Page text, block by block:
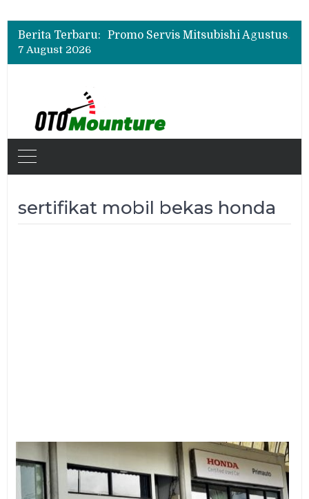
Berita Terbaru:
Bukan Cuma Layar 14,6 Inci, Ini Fitur Pintar Changan Nevo Q05 yang Dibanderol Rp309 Juta
Promo Servis Mitsubishi Agustus 2026, Ada Diskon ESP dan Bodi & Cat Kilau Merdeka
Bukan Cuma Layar 14,6 Inci, Ini Fitur Pintar Changan Nevo Q05 yang Dibanderol Rp309 Juta
7 August 2026
sertifikat mobil bekas honda